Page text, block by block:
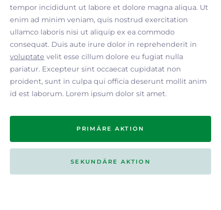
tempor incididunt ut labore et dolore magna aliqua. Ut
enim ad minim veniam, quis nostrud exercitation
ullamco laboris nisi ut aliquip ex ea commodo
consequat. Duis aute irure dolor in reprehenderit in
voluptate velit esse cillum dolore eu fugiat nulla
pariatur. Excepteur sint occaecat cupidatat non
proident, sunt in culpa qui officia deserunt mollit anim
id est laborum. Lorem ipsum dolor sit amet.
PRIMÄRE AKTION
SEKUNDÄRE AKTION